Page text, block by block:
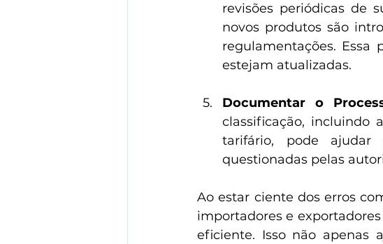
revisões periódicas de
novos produtos são
regulamentações. Essa
estejam atualizadas.
Documentar o
classificação, incluindo
tarifário, pode ajudar
questionadas pelas
Ao estar ciente dos erros
importadores e
eficiente. Isso não apenas